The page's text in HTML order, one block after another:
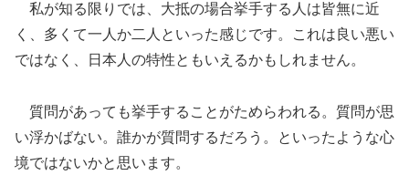
私が知る限りでは、大抵の場合挙手する人は皆無に近
く、多くて一人か二人といった感じです。これは良い悪い
ではなく、日本人の特性ともいえるかもしれません。
質問があっても挙手することがためらわれる。質問が思
い浮かばない。誰かが質問するだろう。といったような心
境ではないかと思います。